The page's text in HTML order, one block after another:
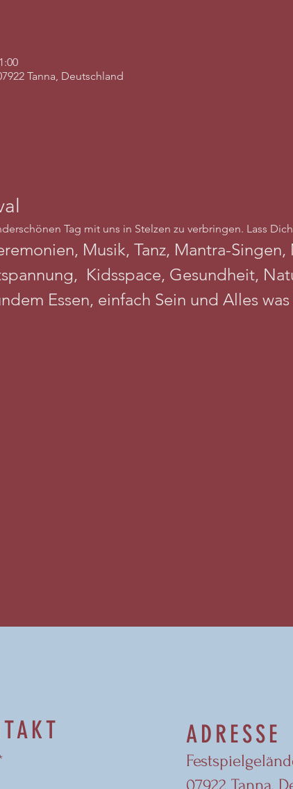
Tanna, Deutschland
Tag mit uns in Stelzen zu verbringen. Lass
Musik, Tanz, Mantra-
Kidsspace, Gesundheit,
Essen, einfach Sein und Alles
ADRESSE
07922 Tanna,